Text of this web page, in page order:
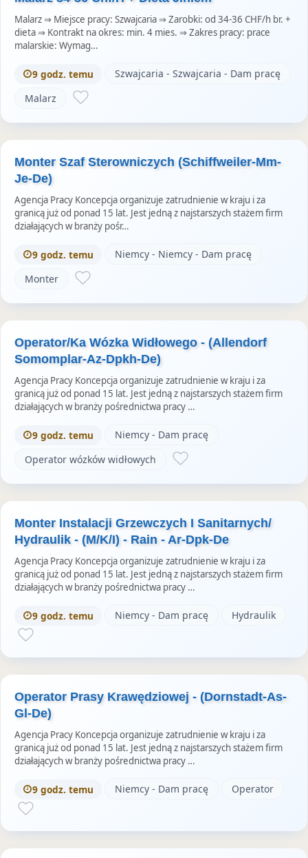
Malarz ⇒ Miejsce pracy: Szwajcaria ⇒ Zarobki: od 34-36 CHF/h br. +
dieta ⇒ Kontrakt na okres: min. 4 mies. ⇒ Zakres pracy: prace
malarskie: Wymag…
9 godz. temu
Szwajcaria - Szwajcaria - Dam pracę
Malarz
Monter Szaf Sterowniczych (Schiffweiler-Mm-
Je-De)
Agencja Pracy Koncepcja organizuje zatrudnienie w kraju i za
granicą już od ponad 15 lat. Jest jedną z najstarszych stażem firm
działających w branży pośr…
9 godz. temu
Niemcy - Niemcy - Dam pracę
Monter
Operator/Ka Wózka Widłowego - (Allendorf
Somomplar-Az-Dpkh-De)
Agencja Pracy Koncepcja organizuje zatrudnienie w kraju i za
granicą już od ponad 15 lat. Jest jedną z najstarszych stażem firm
działających w branży pośrednictwa pracy …
9 godz. temu
Niemcy - Dam pracę
Operator wózków widłowych
Monter Instalacji Grzewczych I Sanitarnych/
Hydraulik - (M/K/I) - Rain - Ar-Dpk-De
Agencja Pracy Koncepcja organizuje zatrudnienie w kraju i za
granicą już od ponad 15 lat. Jest jedną z najstarszych stażem firm
działających w branży pośrednictwa pracy …
9 godz. temu Niemcy - Dam pracę Hydraulik
Operator Prasy Krawędziowej - (Dornstadt-As-
Gl-De)
Agencja Pracy Koncepcja organizuje zatrudnienie w kraju i za
granicą już od ponad 15 lat. Jest jedną z najstarszych stażem firm
działających w branży pośrednictwa pracy …
9 godz. temu Niemcy - Dam pracę Operator